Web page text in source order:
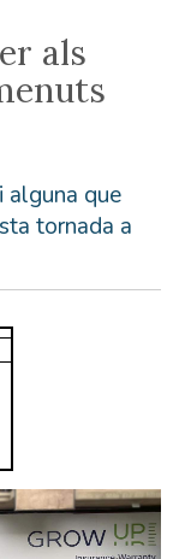
als
alguna que
tornada a